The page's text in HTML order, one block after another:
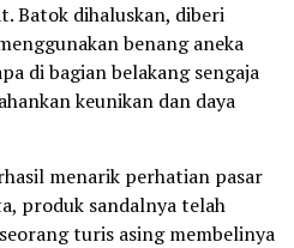
Batok dihaluskan, diberi
benang aneka
di bagian belakang sengaja
keunikan dan daya
menarik perhatian pasar
produk sandalnya telah
turis asing membelinya